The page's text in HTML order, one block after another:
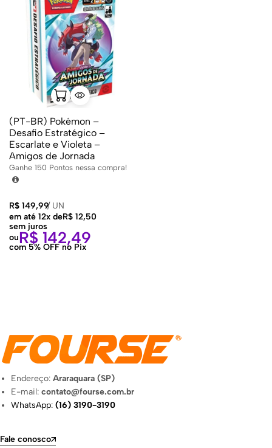
(PT-BR) Pokémon –
Desafio Estratégico –
Escarlate e Violeta –
Amigos de Jornada
Ganhe 150 Pontos nessa compra!
R$ 149,99/UN
em até 12x deR$ 12,50
sem juros
ouR$ 142,49
com 5% OFF no Pix
Endereço:Araraquara (SP)
E-mail:contato@fourse.com.br
WhatsApp:(16) 3190-3190
Fale conosco